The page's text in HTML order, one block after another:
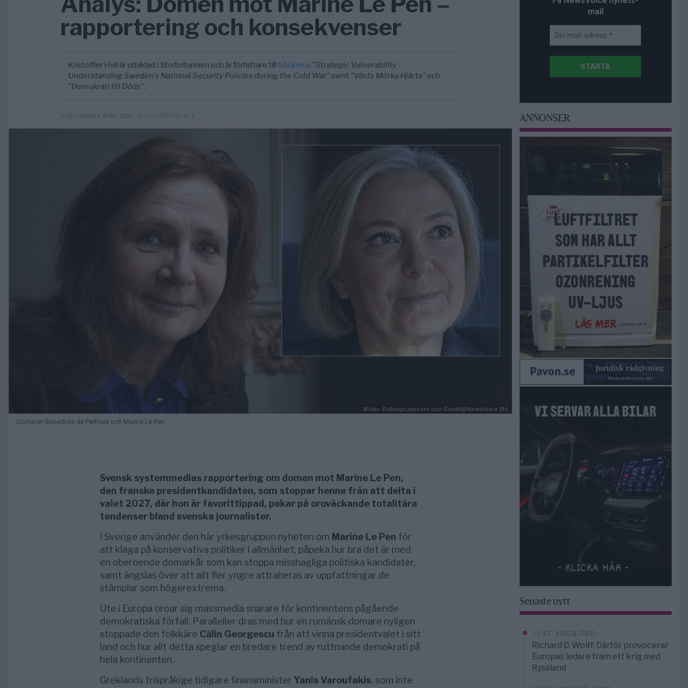
rapportering och konsekvenser
Kristoffer Hell är utbildad i Storbritannien och är författare till böckerna "Strategic Vulnerability -
Understanding Sweden's National Security Policies during the Cold War"samt "Västs Mörka Hjärta" och
"Demokrati till Döds".
PUBLICERAD 8 APRIL 2025 - AV KRISTOFFER HELL
Bilder: Didiergoupy.com och GrokAI@NewsVoice (th)
Domaren Benedicte de Perthuis och Marine Le Pen
Svensk systemmedias rapportering om domen mot Marine Le Pen,
den franske presidentkandidaten, som stoppar henne från att delta i
valet 2027, där hon är favorittippad, pekar på oroväckande totalitära
tendenser bland svenska journalister.
I Sverige använder den här yrkesgruppen nyheten om Marine Le Pen för
att klaga på konservativa politiker i allmänhet, påpeka hur bra det är med
en oberoende domarkår som kan stoppa misshagliga politiska kandidater,
samt ängslas över att allt fler yngre attraheras av uppfattningar de
stämplar som högerextrema.
Ute i Europa oroar sig massmedia snarare för kontinentens pågående
demokratiska förfall. Paralleller dras med hur en rumänsk domare nyligen
stoppade den folkkäre Călin Georgescu från att vinna presidentvalet i sitt
land och hur allt detta speglar en bredare trend av ruttnande demokrati på
hela kontinenten.
Greklands frispråkige tidigare finansminister Yanis Varoufakis, som inte
mail
ANNONSER
Senaste nytt
11:43 KRIG & FRED
Richard D. Wolff: Därför provocerar
Europas ledare fram ett krig med
Ryssland